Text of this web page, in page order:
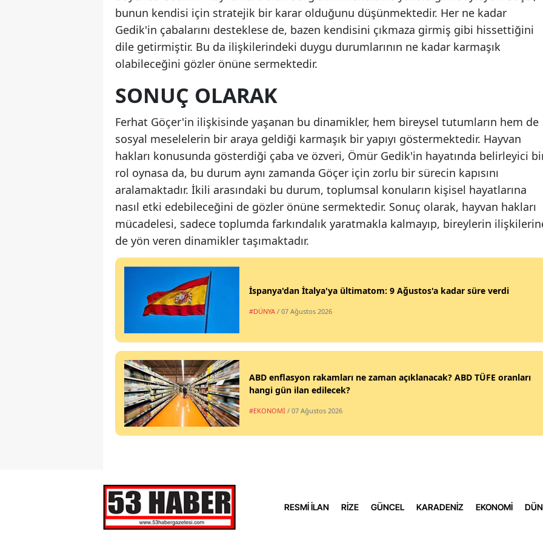
Muğla
Muş
Niğde
Ordu
Samsun
Sinop
bunun kendisi için stratejik bir karar olduğunu düşünmektedir. Her ne kadar
Gedik'in çabalarını desteklese de, bazen kendisini çıkmaza girmiş gibi hissettiğini
dile getirmiştir. Bu da ilişkilerindeki duygu durumlarının ne kadar karmaşık
olabileceğini gözler önüne sermektedir.
SONUÇ OLARAK
Ferhat Göçer'in ilişkisinde yaşanan bu dinamikler, hem bireysel tutumların hem de
sosyal meselelerin bir araya geldiği karmaşık bir yapıyı göstermektedir. Hayvan
hakları konusunda gösterdiği çaba ve özveri, Ömür Gedik'in hayatında belirleyici
rol oynasa da, bu durum aynı zamanda Göçer için zorlu bir sürecin kapısını
aralamaktadır. İkili arasındaki bu durum, toplumsal konuların kişisel hayatlarına
nasıl etki edebileceğini de gözler önüne sermektedir. Sonuç olarak, hayvan hakları
mücadelesi, sadece toplumda farkındalık yaratmakla kalmayıp, bireylerin
de yön veren dinamikler taşımaktadır.
İspanya'dan İtalya'ya ültimatom: 9 Ağustos'a kadar süre verdi
#DÜNYA / 07 Ağustos 2026
ABD enflasyon rakamları ne zaman açıklanacak? ABD TÜFE oranları
hangi gün ilan edilecek?
#EKONOMİ / 07 Ağustos 2026
RESMİ İLAN RİZE GÜNCEL KARADENİZ EKONOMİ